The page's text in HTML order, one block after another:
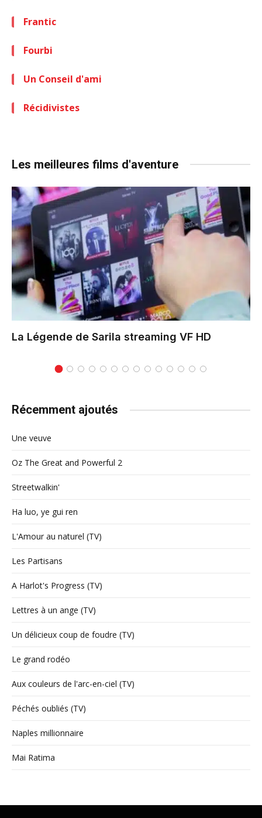
Frantic
Fourbi
Un Conseil d'ami
Récidivistes
Les meilleures films d'aventure
La Légende de Sarila streaming VF HD
Récemment ajoutés
Une veuve
Oz The Great and Powerful 2
Streetwalkin'
Ha luo, ye gui ren
L'Amour au naturel (TV)
Les Partisans
A Harlot's Progress (TV)
Lettres à un ange (TV)
Un délicieux coup de foudre (TV)
Le grand rodéo
Aux couleurs de l'arc-en-ciel (TV)
Péchés oubliés (TV)
Naples millionnaire
Mai Ratima